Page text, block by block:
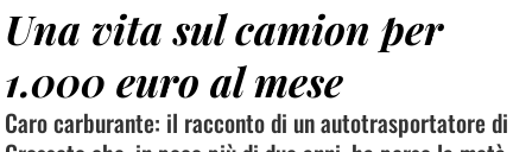
Una vita sul camion per
1.000 euro al mese
Caro carburante: il racconto di un autotrasportatore di